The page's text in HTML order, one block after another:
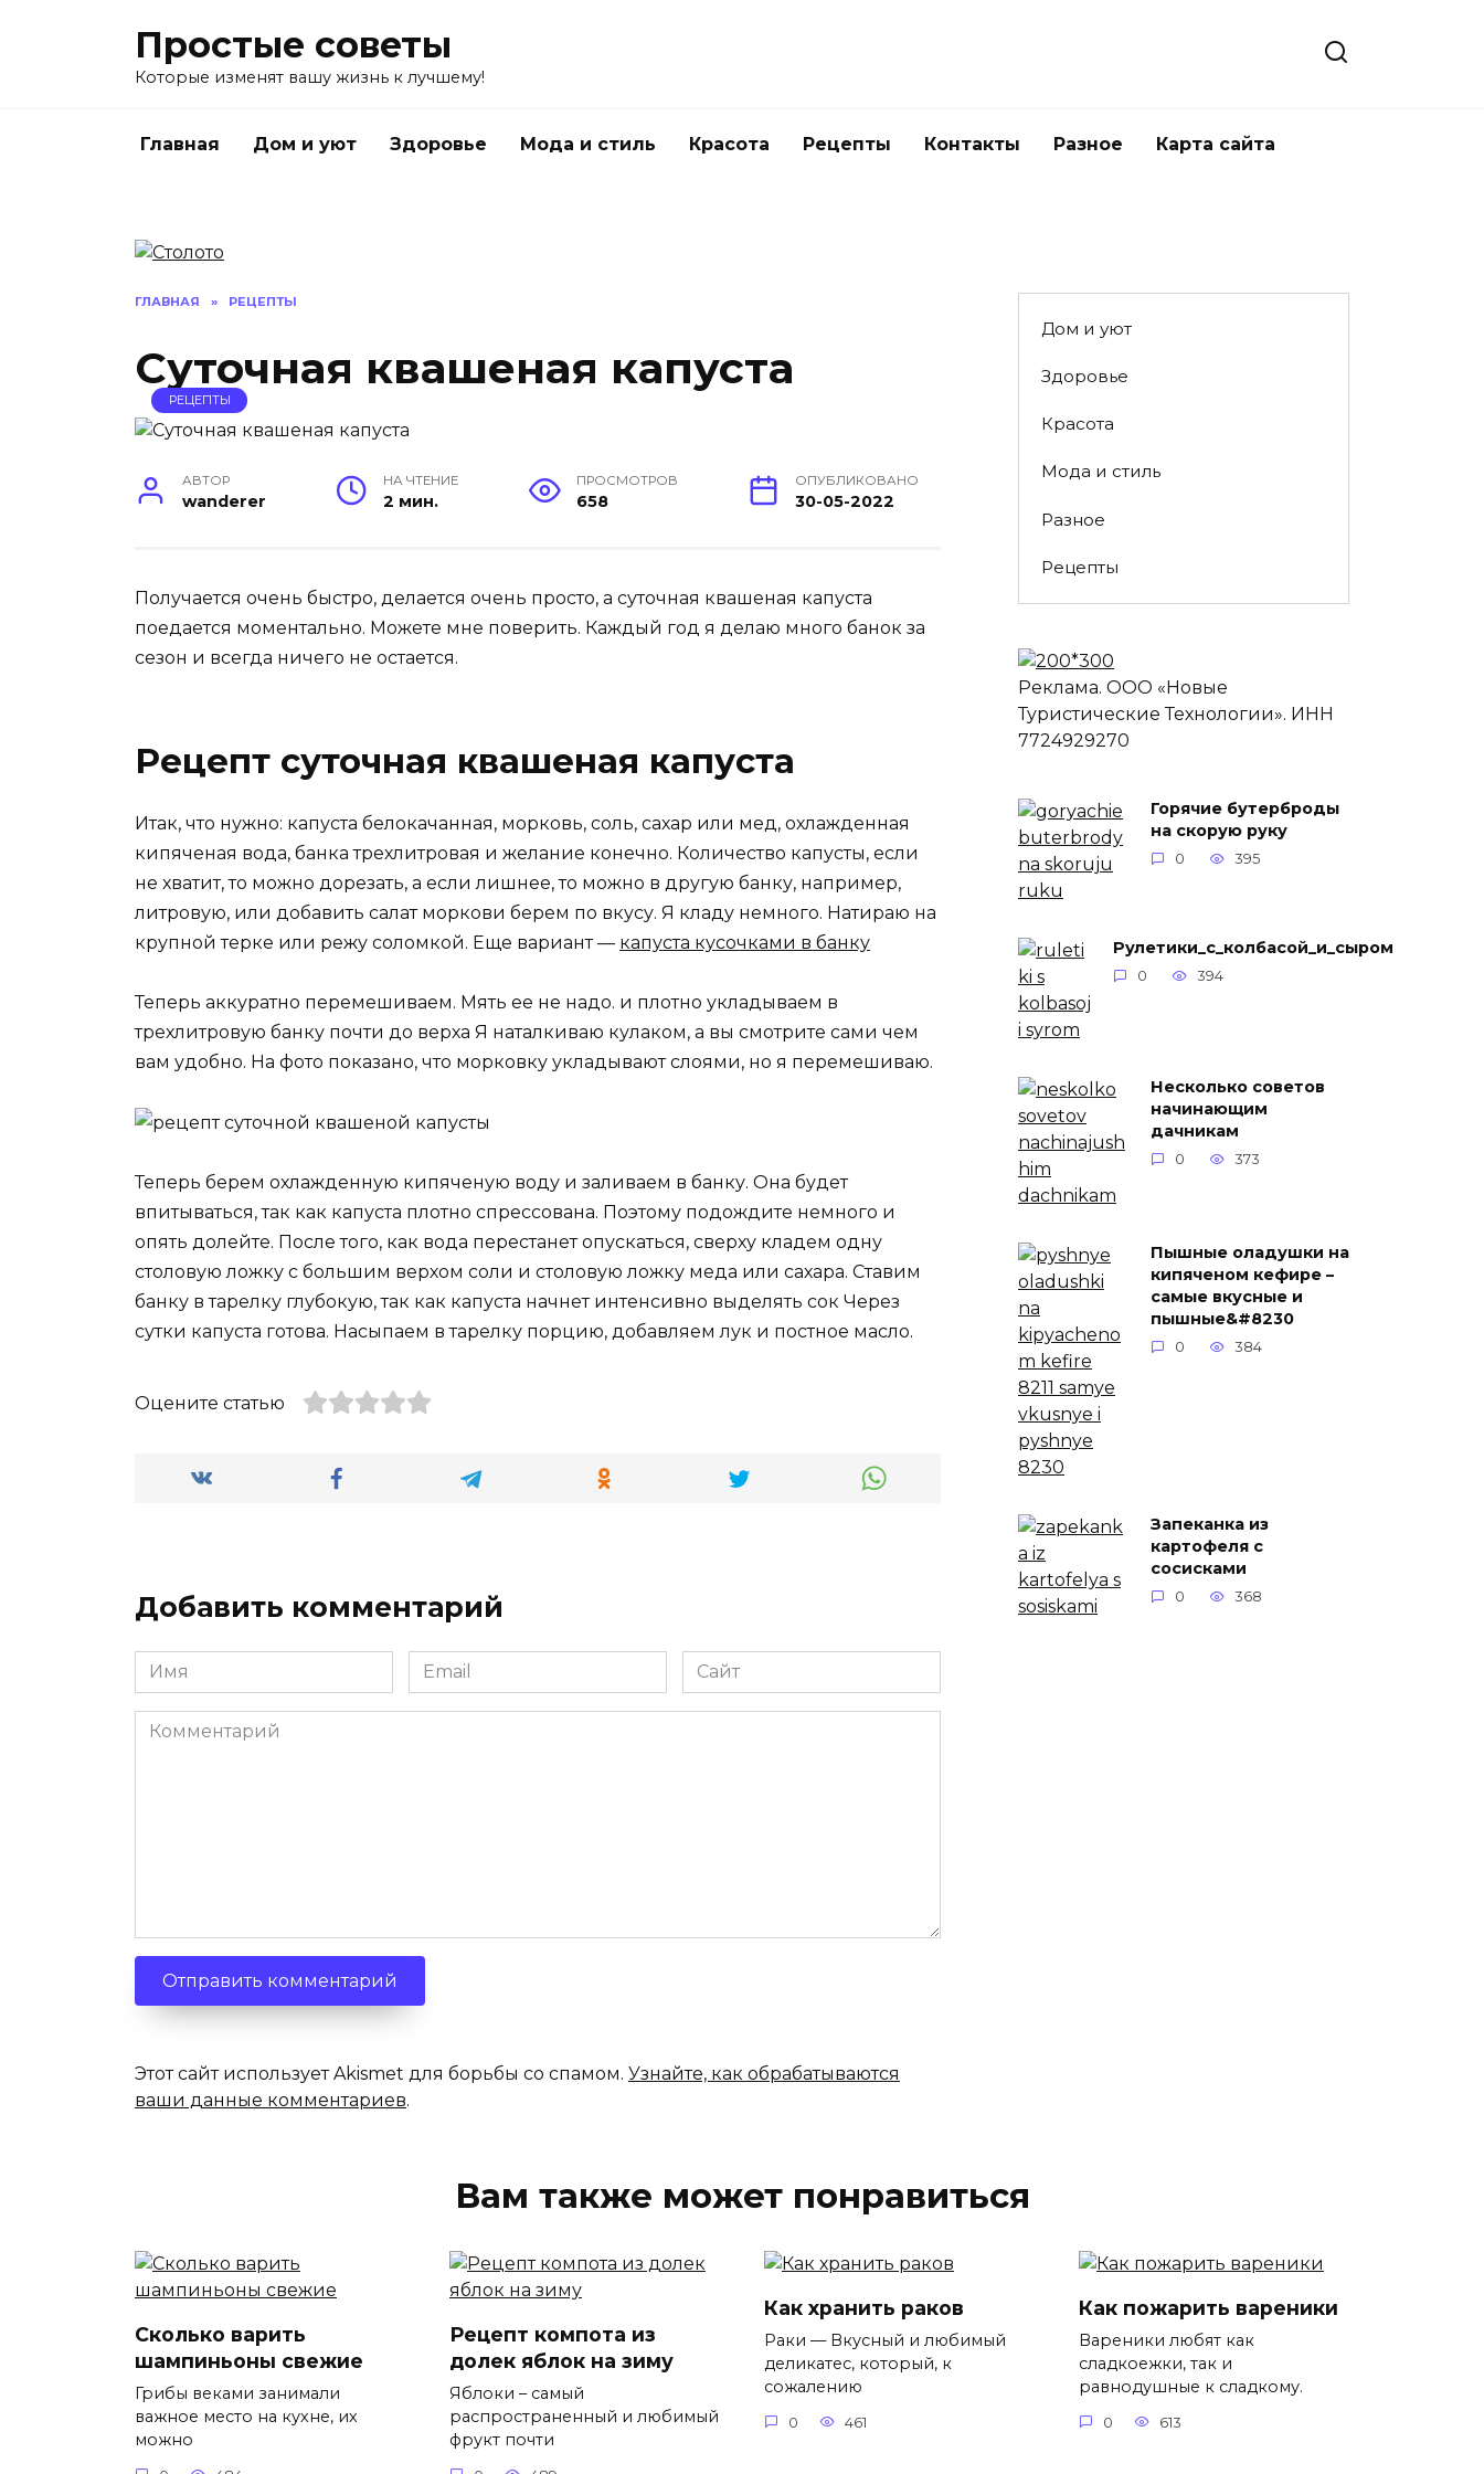
Простые советы
Которые изменят вашу жизнь к лучшему!
Главная Дом и уют Здоровье Мода и стиль Красота Рецепты Контакты Разное Карта сайта
ГЛАВНАЯ » РЕЦЕПТЫ
Суточная квашеная капуста
РЕЦЕПТЫ
АВТОР
wanderer
НА ЧТЕНИЕ
2 мин.
ПРОСМОТРОВ
658
ОПУБЛИКОВАНО
30-05-2022
Получается очень быстро, делается очень просто, а суточная квашеная капуста
поедается моментально. Можете мне поверить. Каждый год я делаю много банок за
сезон и всегда ничего не остается.
Рецепт суточная квашеная капуста
Итак, что нужно: капуста белокачанная, морковь, соль, сахар или мед, охлажденная
кипяченая вода, банка трехлитровая и желание конечно. Количество капусты, если
не хватит, то можно дорезать, а если лишнее, то можно в другую банку, например,
литровую, или добавить салат моркови берем по вкусу. Я кладу немного. Натираю на
крупной терке или режу соломкой. Еще вариант — капуста кусочками в банку
Теперь аккуратно перемешиваем. Мять ее не надо. и плотно укладываем в
трехлитровую банку почти до верха Я наталкиваю кулаком, а вы смотрите сами чем
вам удобно. На фото показано, что морковку укладывают слоями, но я перемешиваю.
Теперь берем охлажденную кипяченую воду и заливаем в банку. Она будет
впитываться, так как капуста плотно спрессована. Поэтому подождите немного и
опять долейте. После того, как вода перестанет опускаться, сверху кладем одну
столовую ложку с большим верхом соли и столовую ложку меда или сахара. Ставим
банку в тарелку глубокую, так как капуста начнет интенсивно выделять сок Через
сутки капуста готова. Насыпаем в тарелку порцию, добавляем лук и постное масло.
Оцените статью
Добавить комментарий
Имя
*
Email
*
Сайт
Комментарий
Этот сайт использует Akismet для борьбы со спамом. Узнайте, как обрабатываются
ваши данные комментариев.
Дом и уют
Здоровье
Красота
Мода и стиль
Разное
Рецепты
Реклама. ООО «Новые
Туристические Технологии». ИНН
7724929270
Горячие бутерброды
на скорую руку
0 395
Рулетики_с_колбасой_и_сыром
0 394
Несколько советов
начинающим
дачникам
0 373
Пышные оладушки на
кипяченом кефире –
самые вкусные и
пышные&#8230
0 384
Запеканка из
картофеля с
сосисками
0 368
Вам также может понравиться
Сколько варить
шампиньоны свежие
Грибы веками занимали
важное место на кухне, их
можно
Рецепт компота из
долек яблок на зиму
Яблоки – самый
распространенный и любимый
фрукт почти
Как хранить раков
Раки — Вкусный и любимый
деликатес, который, к
сожалению
0 461
Как пожарить вареники
Вареники любят как
сладкоежки, так и
равнодушные к сладкому.
0 613